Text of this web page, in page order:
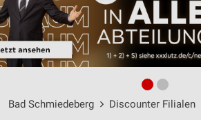
Bad Schmiedeberg Discounter Filialen